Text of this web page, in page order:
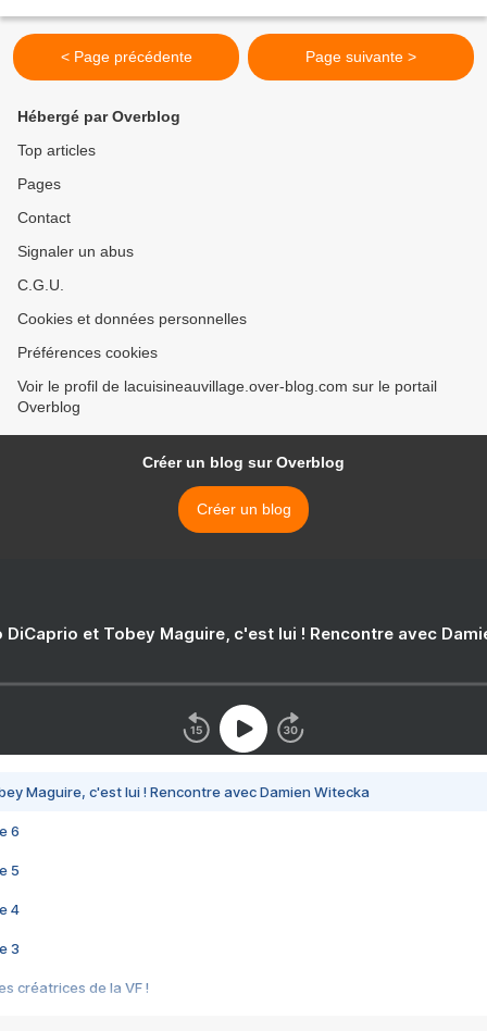
< Page précédente Page suivante >
Hébergé par Overblog
Top articles
Pages
Contact
Signaler un abus
C.G.U.
Cookies et données personnelles
Préférences cookies
Voir le profil de lacuisineauvillage.over-blog.com sur le portail
Overblog
Créer un blog sur Overblog
Créer un blog
DiCaprio et Tobey Maguire, c'est lui ! Rencontre avec
Maguire, c'est lui ! Rencontre avec Damien Witecka
6
5
4
3
créatrices de la VF !